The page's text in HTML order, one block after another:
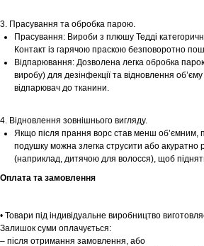
3. Прасування та обробка парою.
Прасування: Вироби з плюшу Тедді
Контакт із гарячою праскою безповоротно
Відпарювання: Дозволена легка обробка
виробу) для дезінфекції та відновлення
відпарювач до тканини.
4. Відновлення зовнішнього вигляду.
Якщо після прання ворс став менш об’ємним,
подушку можна злегка струсити або акуратно
(наприклад, дитячою для волосся), щоб
Оплата та замовлення
• Товари під індивідуальне виробництво
Залишок суми оплачується:
– після отримання замовлення, або
Tekstura
Заплануйте візит у простір створений
для вас